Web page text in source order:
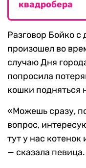
квадробера
Разговор Бойко
произошел во
случаю Дня
попросила
кошки подняться
«Можешь сразу,
вопрос,
тут у нас
— сказала певица.